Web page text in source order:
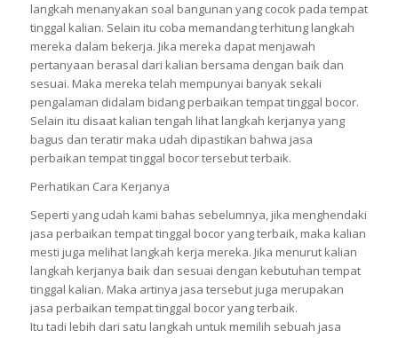
langkah menanyakan soal bangunan yang cocok pada tempat
tinggal kalian. Selain itu coba memandang terhitung langkah
mereka dalam bekerja. Jika mereka dapat menjawah
pertanyaan berasal dari kalian bersama dengan baik dan
sesuai. Maka mereka telah mempunyai banyak sekali
pengalaman didalam bidang perbaikan tempat tinggal bocor.
Selain itu disaat kalian tengah lihat langkah kerjanya yang
bagus dan teratir maka udah dipastikan bahwa jasa
perbaikan tempat tinggal bocor tersebut terbaik.
Perhatikan Cara Kerjanya
Seperti yang udah kami bahas sebelumnya, jika menghendaki
jasa perbaikan tempat tinggal bocor yang terbaik, maka kalian
mesti juga melihat langkah kerja mereka. Jika menurut kalian
langkah kerjanya baik dan sesuai dengan kebutuhan tempat
tinggal kalian. Maka artinya jasa tersebut juga merupakan
jasa perbaikan tempat tinggal bocor yang terbaik.
Itu tadi lebih dari satu langkah untuk memilih sebuah jasa